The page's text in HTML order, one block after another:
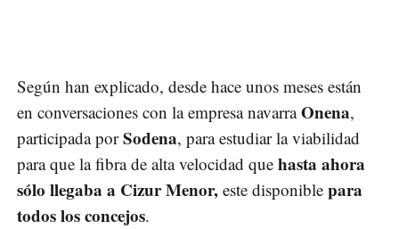
Según han explicado, desde hace unos meses están
en conversaciones con la empresa navarraOnena,
participada porSodena, para estudiar la viabilidad
para que la fibra de alta velocidad que hasta ahora
sólo llegaba a Cizur Menor, este disponible para
todos los concejos.